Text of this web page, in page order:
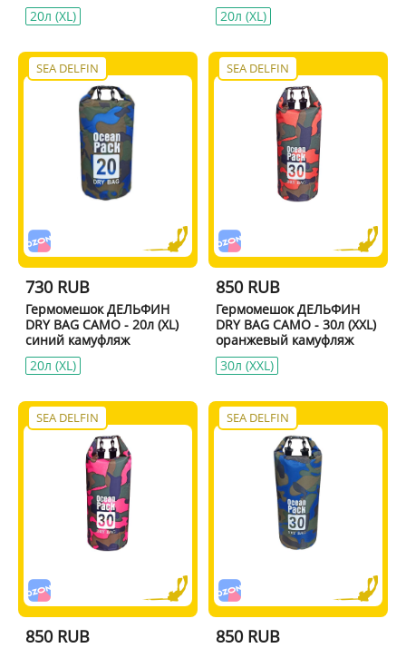
20л (XL)
20л (XL)
SEA DELFIN
730 RUB
Гермомешок ДЕЛЬФИН
DRY BAG CAMO - 20л (XL)
синий камуфляж
20л (XL)
SEA DELFIN
850 RUB
Гермомешок ДЕЛЬФИН
DRY BAG CAMO - 30л (XXL)
оранжевый камуфляж
30л (XXL)
SEA DELFIN
850 RUB
SEA DELFIN
850 RUB